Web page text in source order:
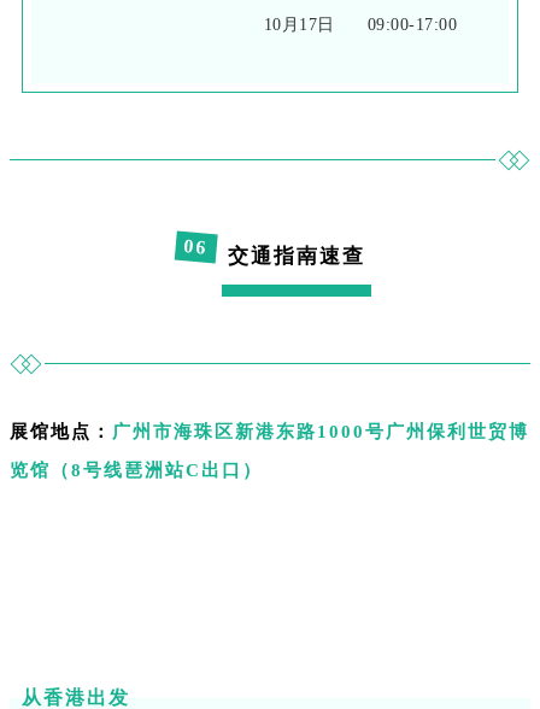
10月17日 09:00-17:00
06 交通指南速查
展馆地点： 广州市海珠区新港东路1000号广州保利世贸博
览馆（8号线琶洲站C 出口）
从香港出发